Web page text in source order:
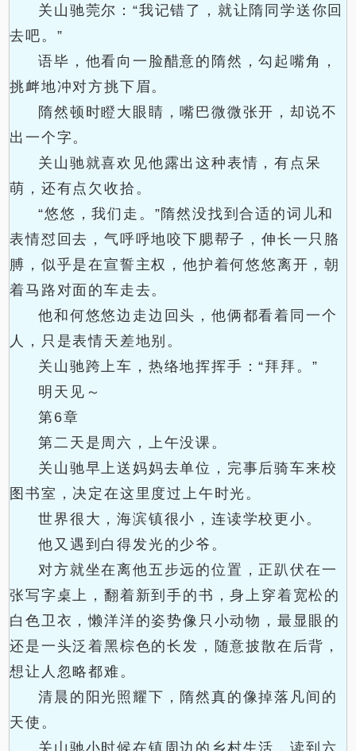
关山驰莞尔：“我记错了，就让隋同学送你回
去吧。”
语毕，他看向一脸醋意的隋然，勾起嘴角，
挑衅地冲对方挑下眉。
隋然顿时瞪大眼睛，嘴巴微微张开，却说不
出一个字。
关山驰就喜欢见他露出这种表情，有点呆
萌，还有点欠收拾。
“悠悠，我们走。”隋然没找到合适的词儿和
表情怼回去，气呼呼地咬下腮帮子，伸长一只胳
膊，似乎是在宣誓主权，他护着何悠悠离开，朝
着马路对面的车走去。
他和何悠悠边走边回头，他俩都看着同一个
人，只是表情天差地别。
关山驰跨上车，热络地挥挥手：“拜拜。”
明天见～
第6章
第二天是周六，上午没课。
关山驰早上送妈妈去单位，完事后骑车来校
图书室，决定在这里度过上午时光。
世界很大，海滨镇很小，连读学校更小。
他又遇到白得发光的少爷。
对方就坐在离他五步远的位置，正趴伏在一
张写字桌上，翻着新到手的书，身上穿着宽松的
白色卫衣，懒洋洋的姿势像只小动物，最显眼的
还是一头泛着黑棕色的长发，随意披散在后背，
想让人忽略都难。
清晨的阳光照耀下，隋然真的像掉落凡间的
天使。
关山驰小时候在镇周边的乡村生活，读到六